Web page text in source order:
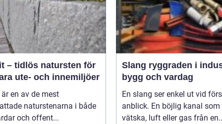
– tidlös natursten för
ute- och innemiljöer
en av de mest
naturstenarna i både
och offent...
Slang ryggraden i industri,
bygg och vardag
En slang ser enkel ut vid
anblick. En böjlig kanal
vätska, luft eller gas från